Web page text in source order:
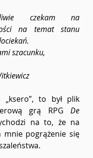
czekam na
na temat stanu
szacunku,
„ksero”, to był plik
grą RPG De
na to, że na
mnie pogrążenie się